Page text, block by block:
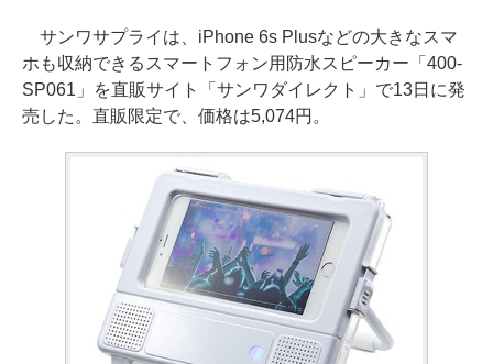
サンワサプライは、iPhone 6s Plusなどの大きなスマ
ホも収納できるスマートフォン用防水スピーカー「400-
SP061」を直販サイト「サンワダイレクト」で13日に発
売した。直販限定で、価格は5,074円。